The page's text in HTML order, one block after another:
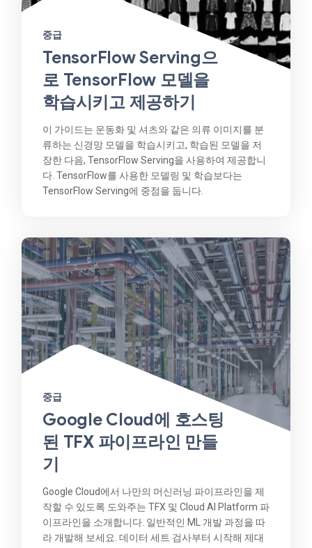
중급
TensorFlow Serving으
로 TensorFlow 모델을
학습시키고 제공하기
이 가이드는 운동화 및 셔츠와 같은 의류 이미지를 분
류하는 신경망 모델을 학습시키고, 학습된 모델을 저
장한 다음, TensorFlow Serving을 사용하여 제공합니
다. TensorFlow를 사용한 모델링 및 학습보다는
TensorFlow Serving에 중점을 둡니다.
중급
Google Cloud에 호스팅
된 TFX 파이프라인 만들
기
Google Cloud에서 나만의 머신러닝 파이프라인을 제
작할 수 있도록 도와주는 TFX 및 Cloud AI Platform 파
이프라인을 소개합니다. 일반적인 ML 개발 과정을 따
라 개발해 보세요. 데이터 세트 검사부터 시작해 제대